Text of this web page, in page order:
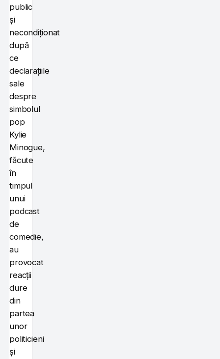
public
și
necondiționat
după
ce
declarațiile
sale
despre
simbolul
pop
Kylie
Minogue,
făcute
în
timpul
unui
podcast
de
comedie,
au
provocat
reacții
dure
din
partea
unor
politicieni
și